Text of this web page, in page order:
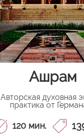
Ашрам
Авторская духовная
практика от
120 мин.